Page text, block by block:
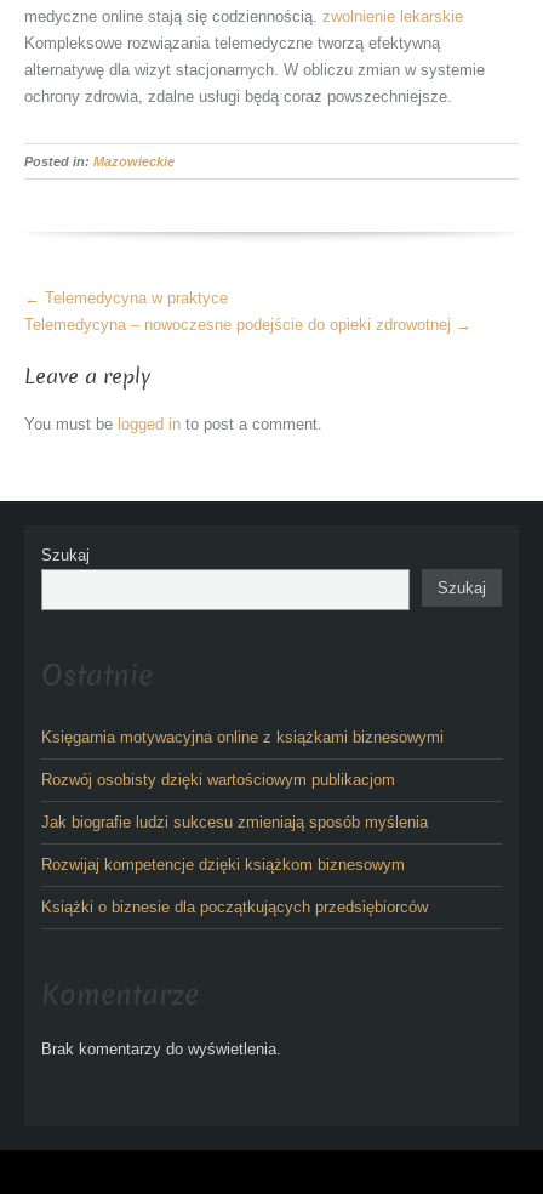
medyczne online stają się codziennością. zwolnienie lekarskie
Kompleksowe rozwiązania telemedyczne tworzą efektywną
alternatywę dla wizyt stacjonarnych. W obliczu zmian w systemie
ochrony zdrowia, zdalne usługi będą coraz powszechniejsze.
Posted in: Mazowieckie
More
Articles
← Telemedycyna w praktyce
Telemedycyna – nowoczesne podejście do opieki zdrowotnej →
Leave a reply
You must be logged in to post a comment.
Szukaj
Szukaj
Ostatnie
Księgarnia motywacyjna online z książkami biznesowymi
Rozwój osobisty dzięki wartościowym publikacjom
Jak biografie ludzi sukcesu zmieniają sposób myślenia
Rozwijaj kompetencje dzięki książkom biznesowym
Książki o biznesie dla początkujących przedsiębiorców
Komentarze
Brak komentarzy do wyświetlenia.